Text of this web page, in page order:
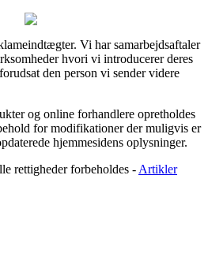
Vi har samarbejdsaftaler
hvori vi introducerer deres
den person vi sender videre
og online forhandlere opretholdes
for modifikationer der muligvis er
hjemmesidens oplysninger.
rettigheder forbeholdes - Artikler